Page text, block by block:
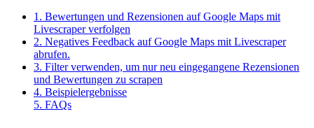
1. Bewertungen und Rezensionen auf Google Maps mit
Livescraper verfolgen
2. Negatives Feedback auf Google Maps mit Livescraper
abrufen.
3. Filter verwenden, um nur neu eingegangene Rezensionen
und Bewertungen zu scrapen
4. Beispielergebnisse
5. FAQs